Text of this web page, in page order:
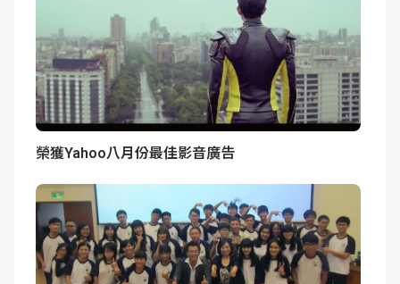
榮獲Yahoo八月份最佳影音廣告